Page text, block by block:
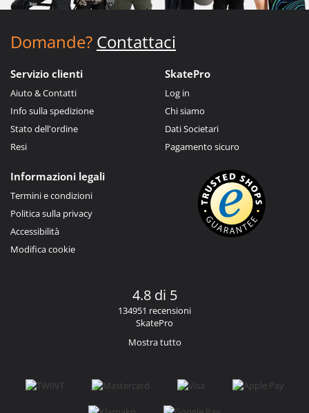
Domande? Contattaci
Servizio clienti
Aiuto & Contatti
Info sulla spedizione
Stato dell'ordine
Resi
SkatePro
Log in
Chi siamo
Dati Societari
Pagamento sicuro
Informazioni legali
Termini e condizioni
Politica sulla privacy
Accessibilità
Modifica cookie
4.8 di 5
134951 recensioni
SkatePro
Mostra tutto